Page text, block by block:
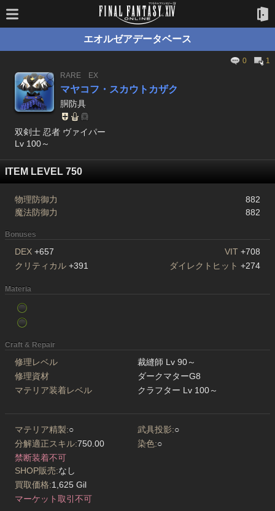
エオルゼアデータベース
0
1
RARE
EX
マヤコフ・スカウトカザク
胴防具
双剣士 忍者 ヴァイパー
Lv 100～
ITEM LEVEL 750
物理防御力
882
魔法防御力
882
Bonuses
DEX +657 VIT +708
クリティカル +391 ダイレクトヒット +274
Materia
Craft & Repair
修理レベル
裁縫師 Lv 90～
修理資材
ダークマターG8
マテリア装着レベル
クラフター Lv 100～
マテリア精製:○ 武具投影:○
分解適正スキル:750.00 染色:○
禁断装着不可
SHOP販売:なし
買取価格:1,625 Gil
マーケット取引不可